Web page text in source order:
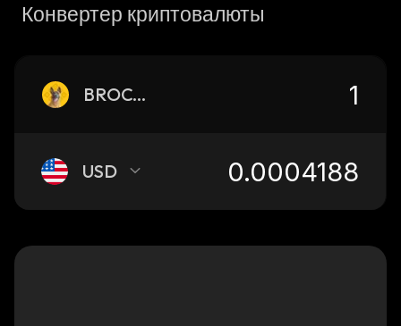
Конвертер криптовалюты
BROCCOLI
USD